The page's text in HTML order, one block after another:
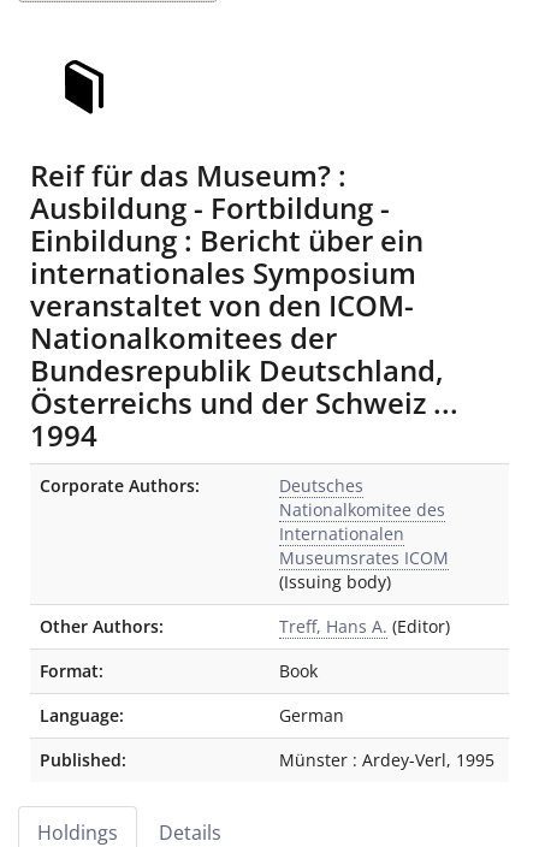
Reif für das Museum? :
Ausbildung - Fortbildung -
Einbildung : Bericht über ein
internationales Symposium
veranstaltet von den ICOM-
Nationalkomitees der
Bundesrepublik Deutschland,
Österreichs und der Schweiz ...
1994
Bibliographic Details
Corporate Authors:
Deutsches
Nationalkomitee des
Internationalen
Museumsrates ICOM
(Issuing body)
Other Authors:
Treff, Hans A. (Editor)
Format:
Book
Language:
German
Published:
Münster : Ardey-Verl, 1995
Holdings
Details